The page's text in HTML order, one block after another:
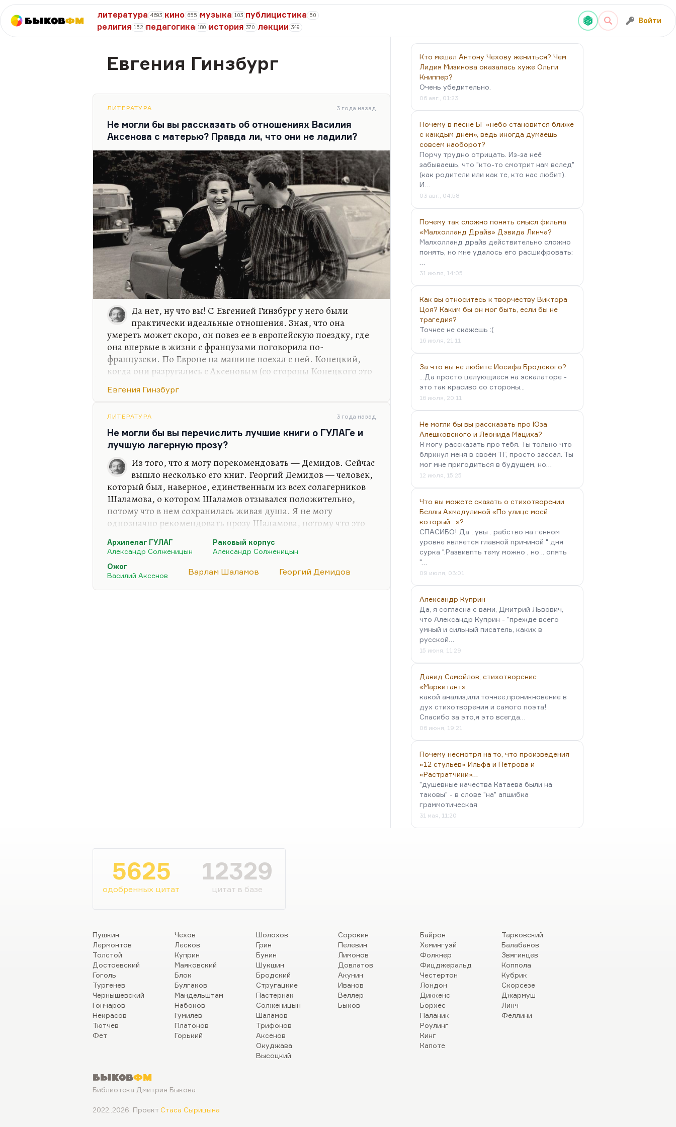
БыковФМ
литература 4693 кино 655 музыка 103 публицистика 50
религия 152 педагогика 180 история 370 лекции 349
Войти
Евгения Гинзбург
ЛИТЕРАТУРА 3 года назад
Не могли бы вы рассказать об отношениях Василия
Аксенова с матерью? Правда ли, что они не ладили?
Да нет, ну что вы! С Евгенией Гинзбург у него были
практически идеальные отношения. Зная, что она
умереть может скоро, он повез ее в европейскую поездку, где
она впервые в жизни с французами поговорила по-
французски. По Европе на машине поехал с ней. Конецкий,
когда они разругались с Аксеновым (со стороны Конецкого это
тоже было грубо, но Конецкий совсем нехорошо себя повел по
гулаговскую мамашу везти в Европу – это подвиг». И Аксенов
это сделал.
Конечно, смерть Евгении Гинзбург была для Аксенова
тяжелейшим ударом. Многие вспоминали, что он был на ее
похоронах совершенно…
Евгения Гинзбург
ЛИТЕРАТУРА 3 года назад
Не могли бы вы перечислить лучшие книги о ГУЛАГе и
лучшую лагерную прозу?
Из того, что я могу порекомендовать — Демидов. Сейчас
вышло несколько его книг. Георгий Демидов — человек,
который был, наверное, единственным из всех солагерников
Шаламова, о котором Шаламов отзывался положительно,
потому что в нем сохранилась живая душа. Я не могу
однозначно рекомендовать прозу Шаламова, потому что это
повторяться три раза на каждой странице, пока не начал
иссякать его словарный запас, пока он сохранял рассудок, он
был, конечно, лучшим писателем этой темы. Это просто как
Архипелаг ГУЛАГ
Александр Солженицын
Раковый корпус
Александр Солженицын
Ожог
Василий Аксенов
Варлам Шаламов Георгий Демидов
Кто мешал Антону Чехову жениться? Чем
Лидия Мизинова оказалась хуже Ольги
Книппер?
Очень убедительно.
06 авг., 01:23
Почему в песне БГ «небо становится ближе
с каждым днем», ведь иногда думаешь
совсем наоборот?
Порчу трудно отрицать. Из-за неё
забываешь, что "кто-то смотрит нам вслед"
(как родители или как те, кто нас любит).
И…
03 авг., 04:58
Почему так сложно понять смысл фильма
«Малхолланд Драйв» Дэвида Линча?
Малхолланд драйв действительно сложно
понять, но мне удалось его расшифровать:
31 июля, 14:05
Как вы относитесь к творчеству Виктора
Цоя? Каким бы он мог быть, если бы не
трагедия?
Точнее не скажешь :(
16 июля, 21:11
За что вы не любите Иосифа Бродского?
...Да просто целующиеся на эскалаторе -
это так красиво со стороны...
16 июля, 20:11
Не могли бы вы рассказать про Юза
Алешковского и Леонида Мациха?
Я могу рассказать про тебя. Ты только что
блркнул меня в своём ТГ, просто зассал. Ты
мог мне пригодиться в будущем, но…
12 июля, 15:25
Что вы можете сказать о стихотворении
Беллы Ахмадулиной «По улице моей
который…»?
СПАСИБО! Да , увы . рабство на генном
уровне является главной причиной " дня
сурка ".Развивпть тему можно , но .. опять
"…
09 июля, 03:01
Александр Куприн
Да, я согласна с вами, Дмитрий Львович,
что Александр Куприн - "прежде всего
умный и сильный писатель, каких в
русской…
15 июня, 11:29
Давид Самойлов, стихотворение
«Маркитант»
какой анализ,или точнее,проникновение в
дух стихотворения и самого поэта!
Спасибо за это,я это всегда…
06 июня, 19:21
Почему несмотря на то, что произведения
«12 стульев» Ильфа и Петрова и
«Растратчики»…
"душевные качества Катаева были на
таковы" - в слове "на" апшибка
граммотическая
31 мая, 11:20
5625
одобренных цитат
12329
цитат в базе
Пушкин
Лермонтов
Толстой
Достоевский
Гоголь
Тургенев
Чернышевский
Гончаров
Некрасов
Тютчев
Фет
Чехов
Лесков
Куприн
Маяковский
Блок
Булгаков
Мандельштам
Набоков
Гумилев
Платонов
Горький
Шолохов
Грин
Бунин
Шукшин
Бродский
Стругацкие
Пастернак
Солженицын
Шаламов
Трифонов
Аксенов
Окуджава
Высоцкий
Сорокин
Пелевин
Лимонов
Довлатов
Акунин
Иванов
Веллер
Быков
Байрон
Хемингуэй
Фолкнер
Фицджеральд
Честертон
Лондон
Диккенс
Борхес
Паланик
Роулинг
Кинг
Капоте
Тарковский
Балабанов
Звягинцев
Коппола
Кубрик
Скорсезе
Джармуш
Линч
Феллини
БыковФМ
Библиотека Дмитрия Быкова
2022..2026. Проект Стаса Сырицына